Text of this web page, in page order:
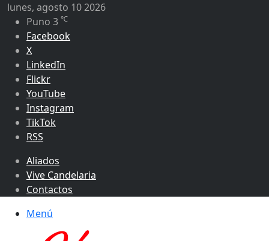
lunes, agosto 10 2026
Puno 3 ℃
Facebook
X
LinkedIn
Flickr
YouTube
Instagram
TikTok
RSS
Aliados
Vive Candelaria
Contactos
Menú